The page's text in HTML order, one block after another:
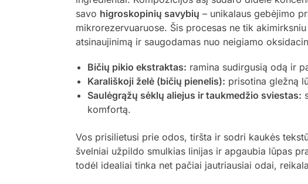
savo higroskopinių savybių – unikalaus gebėjimo
mikrorezervuaruose. Šis procesas ne tik
atsinaujinimą ir saugodamas nuo neigiamo
Bičių pikio ekstraktas: ramina sudirgusią odą ir
Karališkoji želė (bičių pienelis): prisotina gležną
Saulėgrąžų sėklų aliejus ir taukmedžio sviestas:
komfortą.
Vos prisilietusi prie odos, tiršta ir sodri kaukės
švelniai užpildo smulkias linijas ir apgaubia lūpas
todėl idealiai tinka net pačiai jautriausiai odai,